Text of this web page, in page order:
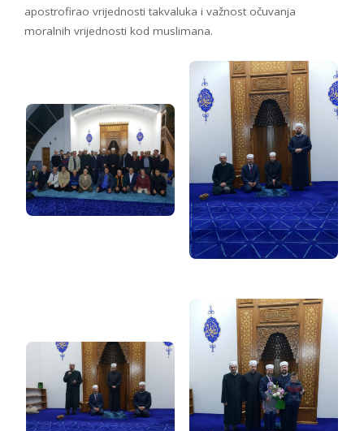
apostrofirao vrijednosti takvaluka i važnost očuvanja
moralnih vrijednosti kod muslimana.